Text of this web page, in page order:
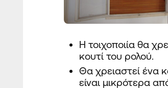
Η τοιχοποιία θα
κουτί του ρολού.
Θα χρειαστεί ένα
είναι μικρότερα